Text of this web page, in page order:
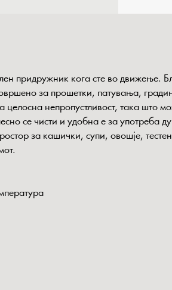
придружник кога сте во движење.
за прошетки, патувања,
целосна непропустливост, така што
се чисти и удобна е за употреба
за кашички, супи, овошје,